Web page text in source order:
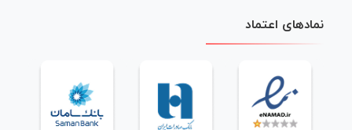
نمادهای اعتماد